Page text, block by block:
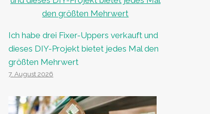
Ich habe drei Fixer-Uppers verkauft und
dieses DIY-Projekt bietet jedes Mal den
größten Mehrwert
7. August 2026